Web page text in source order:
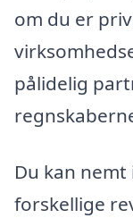
om du er
pålidelig
Du kan
forskellige